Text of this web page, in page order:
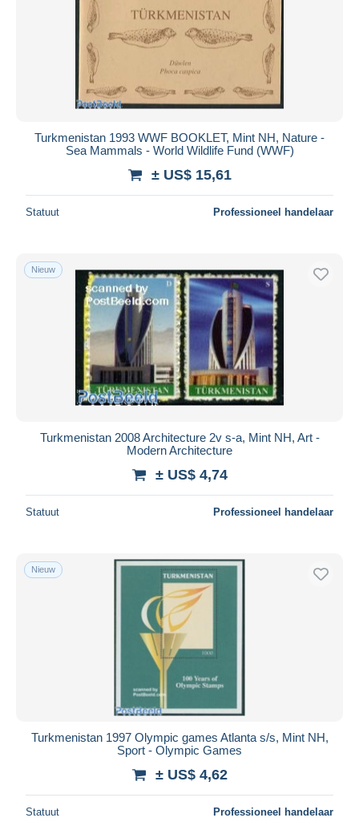
Turkmenistan 1993 WWF BOOKLET, Mint NH, Nature -
Sea Mammals - World Wildlife Fund (WWF)
± US$ 15,61
Statuut Professioneel handelaar
Nieuw
Turkmenistan 2008 Architecture 2v s-a, Mint NH, Art -
Modern Architecture
± US$ 4,74
Statuut Professioneel handelaar
Nieuw
Turkmenistan 1997 Olympic games Atlanta s/s, Mint NH,
Sport - Olympic Games
± US$ 4,62
Statuut Professioneel handelaar